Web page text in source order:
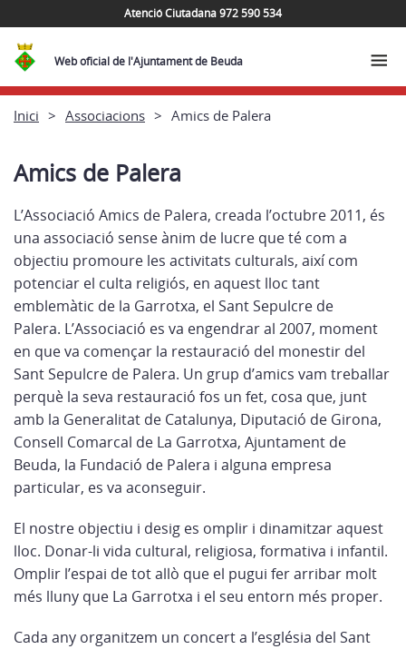
Atenció Ciutadana 972 590 534
Web oficial de l'Ajuntament de Beuda
Inici Associacions Amics de Palera
Amics de Palera
L’Associació Amics de Palera, creada l’octubre 2011, és
una associació sense ànim de lucre que té com a
objectiu promoure les activitats culturals, així com
potenciar el culta religiós, en aquest lloc tant
emblemàtic de la Garrotxa, el Sant Sepulcre de
Palera. L’Associació es va engendrar al 2007, moment
en que va començar la restauració del monestir del
Sant Sepulcre de Palera. Un grup d’amics vam treballar
perquè la seva restauració fos un fet, cosa que, junt
amb la Generalitat de Catalunya, Diputació de Girona,
Consell Comarcal de La Garrotxa, Ajuntament de
Beuda, la Fundació de Palera i alguna empresa
particular, es va aconseguir.
El nostre objectiu i desig es omplir i dinamitzar aquest
lloc. Donar-li vida cultural, religiosa, formativa i infantil.
Omplir l’espai de tot allò que el pugui fer arribar molt
més lluny que La Garrotxa i el seu entorn més proper.
Cada any organitzem un concert a l’església del Sant